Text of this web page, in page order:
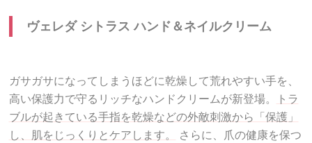
ヴェレダ シトラス ハンド＆ネイルクリーム
ガサガサになってしまうほどに乾燥して荒れやすい手を、
高い保護力で守るリッチなハンドクリームが新登場。
トラ
ブルが起きている手指を乾燥などの外敵刺激から「保護」
し、肌をじっくりとケアします。
さらに、爪の健康を保つ